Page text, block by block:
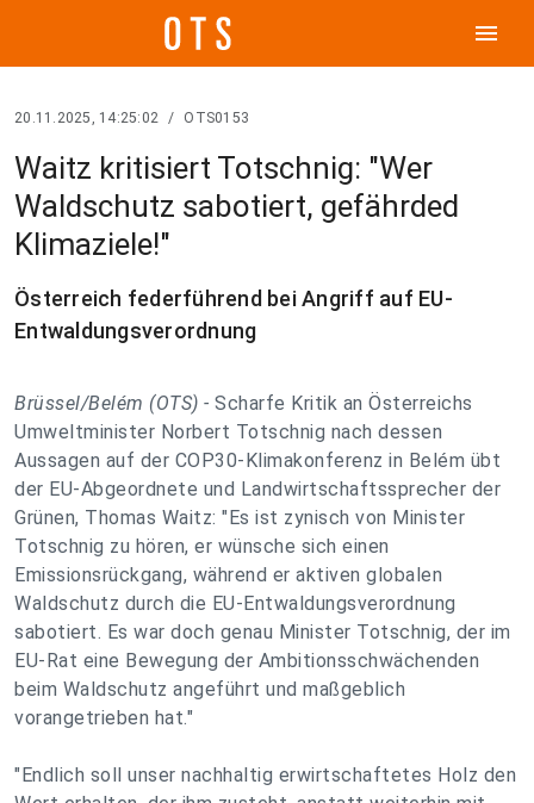
menu
20.11.2025, 14:25:02 / OTS0153
Waitz kritisiert Totschnig: "Wer
Waldschutz sabotiert, gefährded
Klimaziele!"
Österreich federführend bei Angriff auf EU-
Entwaldungsverordnung
Brüssel/Belém (OTS) - Scharfe Kritik an Österreichs
Umweltminister Norbert Totschnig nach dessen
Aussagen auf der COP30-Klimakonferenz in Belém übt
der EU-Abgeordnete und Landwirtschaftssprecher der
Grünen, Thomas Waitz: "Es ist zynisch von Minister
Totschnig zu hören, er wünsche sich einen
Emissionsrückgang, während er aktiven globalen
Waldschutz durch die EU-Entwaldungsverordnung
sabotiert. Es war doch genau Minister Totschnig, der im
EU-Rat eine Bewegung der Ambitionsschwächenden
beim Waldschutz angeführt und maßgeblich
vorangetrieben hat."
"Endlich soll unser nachhaltig erwirtschaftetes Holz den